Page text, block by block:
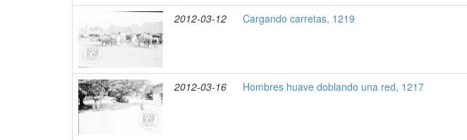
2012-03-12 Cargando carretas, 1219
2012-03-16 Hombres huave doblando una red, 1217